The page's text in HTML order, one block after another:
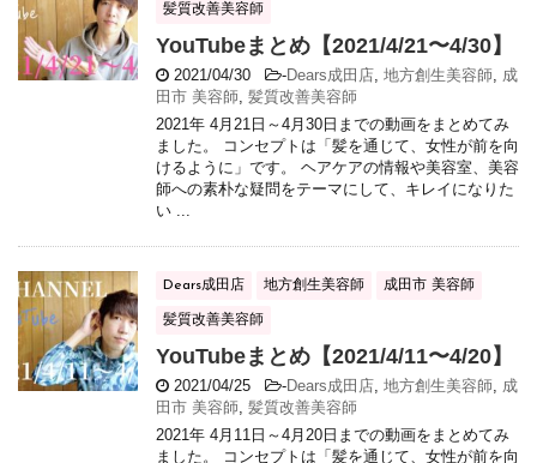
髪質改善美容師
YouTubeまとめ【2021/4/21〜4/30】
2021/04/30 -Dears成田店, 地方創生美容師, 成
田市 美容師, 髪質改善美容師
2021年 4月21日～4月30日までの動画をまとめてみ
ました。 コンセプトは「髪を通じて、女性が前を向
けるように」です。 ヘアケアの情報や美容室、美容
師への素朴な疑問をテーマにして、キレイになりた
い ...
Dears成田店 地方創生美容師 成田市 美容師
髪質改善美容師
YouTubeまとめ【2021/4/11〜4/20】
2021/04/25 -Dears成田店, 地方創生美容師, 成
田市 美容師, 髪質改善美容師
2021年 4月11日～4月20日までの動画をまとめてみ
ました。 コンセプトは「髪を通じて、女性が前を向